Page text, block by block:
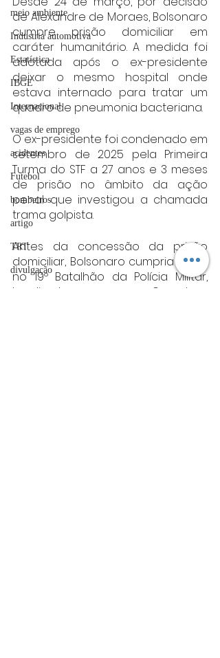
meio ambiente
Industria automotiva
Estatística
IBGE
Internacional
vagas de emprego
acidentes
Futebol
bombeiros
artigo
TRT
divulgação
de Alexandre de Moraes, Bolsonaro
cumpre prisão domiciliar em
caráter humanitário. A medida foi
adotada após o ex-presidente
deixar o mesmo hospital onde
estava internado para tratar um
quadro de pneumonia bacteriana.
O ex-presidente foi condenado em
setembro de 2025 pela Primeira
Turma do STF a 27 anos e 3 meses
de prisão no âmbito da ação
penal que investigou a chamada
trama golpista.
Antes da concessão da prisão
domiciliar, Bolsonaro cumpria pena
no 19º Batalhão da Polícia Militar,
localizado no Complexo